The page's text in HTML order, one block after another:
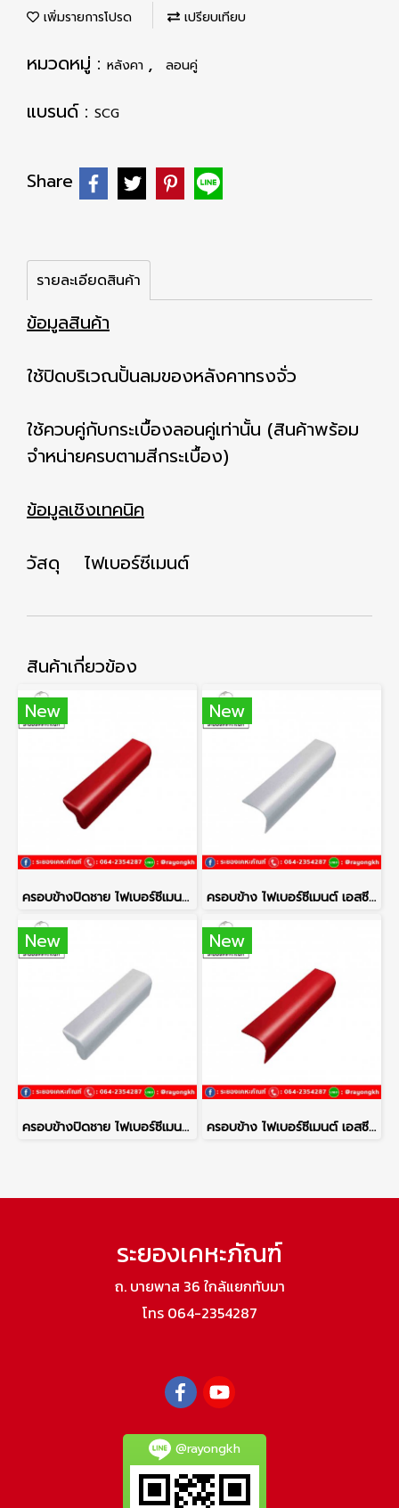
เพิ่มรายการโปรด เปรียบเทียบ
หมวดหมู่ : หลังคา , ลอนคู่
แบรนด์ : SCG
Share
รายละเอียดสินค้า
ข้อมูลสินค้า
ใช้ปิดบริเวณปั้นลมของหลังคาทรงจั่ว
ใช้ควบคู่กับกระเบื้องลอนคู่เท่านั้น (สินค้าพร้อม
จำหน่ายครบตามสีกระเบื้อง)
ข้อมูลเชิงเทคนิค
วัสดุ ไฟเบอร์ซีเมนต์
สินค้าเกี่ยวข้อง
New
ครอบข้างปิดชาย ไฟเบอร์ซีเมนต์ เอสซีจี รุ่นลอนคู่ สีแดงประกายมุก
New
ครอบข้าง ไฟเบอร์ซีเมนต์ เอสซีจี รุ่นลอนคู่ ซีเมนต์
New
ครอบข้างปิดชาย ไฟเบอร์ซีเมนต์ เอสซีจี รุ่นลอนคู่ ซีเมนต์
New
ครอบข้าง ไฟเบอร์ซีเมนต์ เอสซีจี รุ่นลอนคู่ สีแดงประกายมุก
ระยองเคหะภัณฑ์
ถ. บายพาส 36 ใกล้แยกทับมา
โทร 064-2354287
@rayongkh